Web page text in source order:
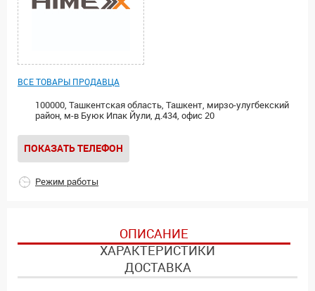
ВСЕ ТОВАРЫ ПРОДАВЦА
100000, Ташкентская область, Ташкент, мирзо-улугбекский
район, м-в Буюк Ипак Йули, д.434, офис 20
ПОКАЗАТЬ ТЕЛЕФОН
Режим работы
ОПИСАНИЕ
ХАРАКТЕРИСТИКИ
ДОСТАВКА